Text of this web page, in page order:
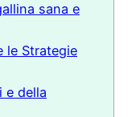
sana e
le Strategie
e della